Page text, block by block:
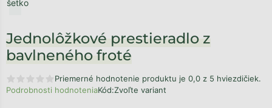
všetko
Jednolôžkové prestieradlo z
bavlneného froté
Priemerné hodnotenie produktu je 0,0 z 5 hviezdičiek.
Podrobnosti hodnoteniaKód:Zvoľte variant